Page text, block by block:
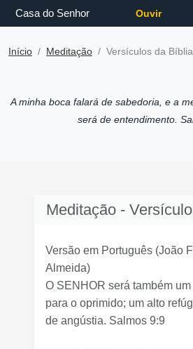
Casa do Senhor Ouvir
Início Meditação Versículos da Bíblia
A minha boca falará de sabedoria, e a
será de entendimento.
Meditação -
Versão em Português (João
Almeida)
O SENHOR será também
para o oprimido; um alto
de angústia. Salmos 9:9